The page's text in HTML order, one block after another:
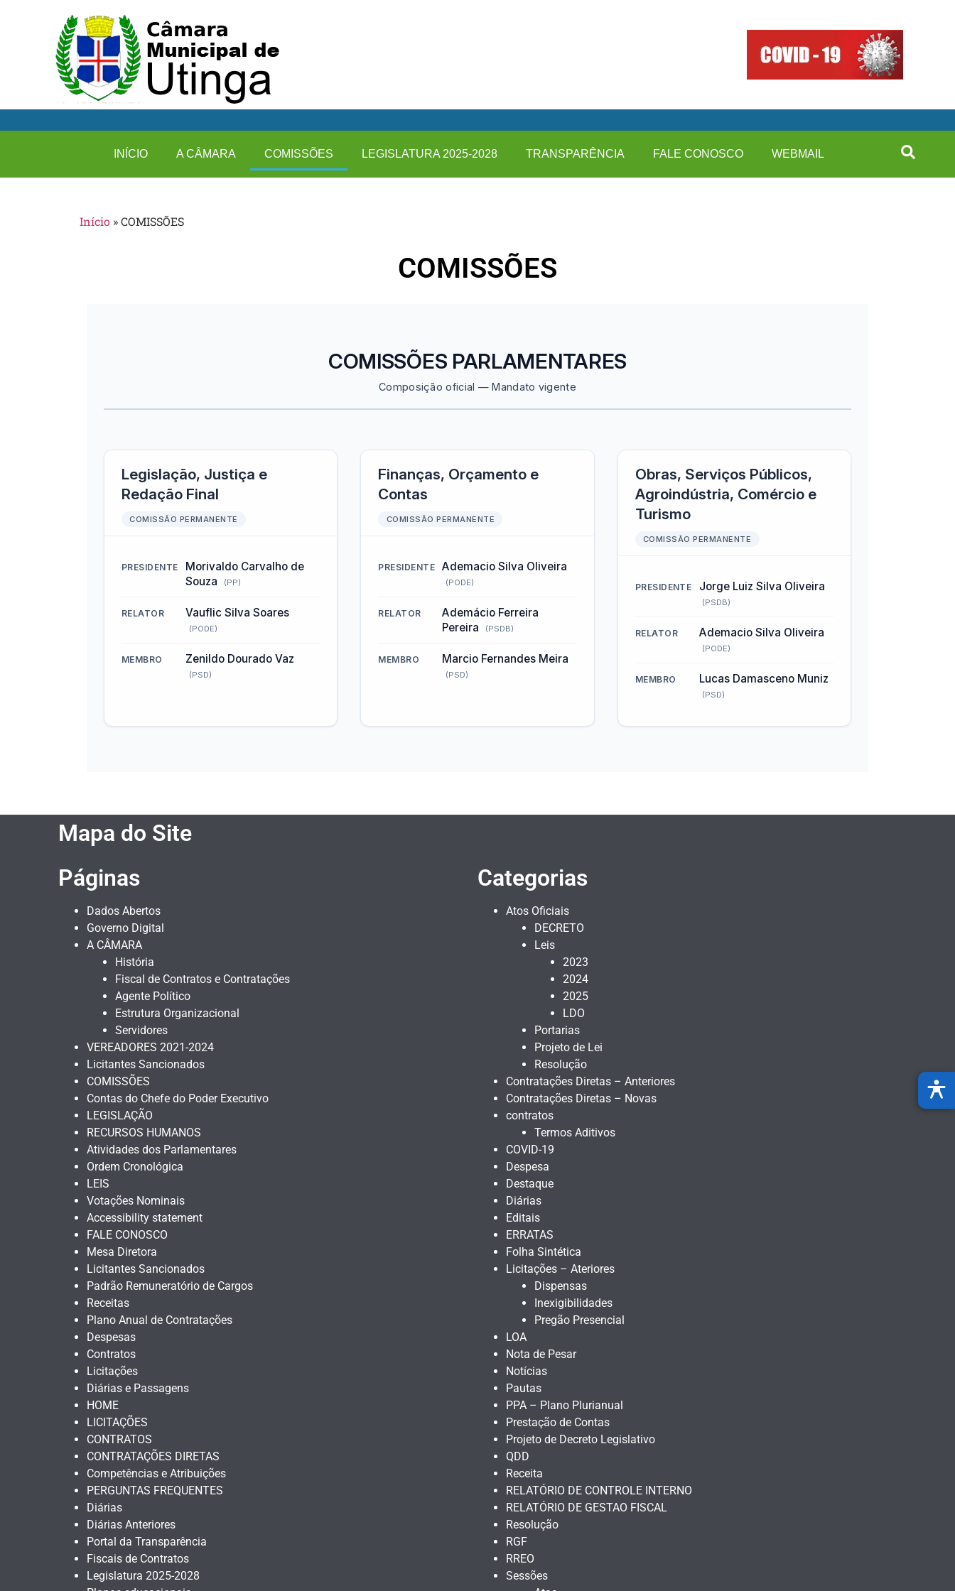
INÍCIO A CÂMARA COMISSÕES LEGISLATURA 2025-2028 TRANSPARÊNCIA FALE CONOSCO WEBMAIL
Início »COMISSÕES
COMISSÕES
COMISSÕES PARLAMENTARES
Composição oficial — Mandato vigente
Legislação, Justiça e
Redação Final
COMISSÃO PERMANENTE
PRESIDENTE
Morivaldo Carvalho de
Souza
(PP)
RELATOR Vauflic Silva Soares
(PODE)
MEMBRO Zenildo Dourado Vaz
(PSD)
Finanças, Orçamento e
Contas
COMISSÃO PERMANENTE
PRESIDENTE Ademacio Silva Oliveira
(PODE)
RELATOR
Ademácio Ferreira
Pereira
(PSDB)
MEMBRO Marcio Fernandes Meira
(PSD)
Obras, Serviços Públicos,
Agroindústria, Comércio e
Turismo
COMISSÃO PERMANENTE
PRESIDENTE Jorge Luiz Silva Oliveira
(PSDB)
RELATOR Ademacio Silva Oliveira
(PODE)
MEMBRO Lucas Damasceno Muniz
(PSD)
Mapa do Site
Páginas
Dados Abertos
Governo Digital
A CÂMARA
História
Fiscal de Contratos e Contratações
Agente Político
Estrutura Organizacional
Servidores
VEREADORES 2021-2024
Licitantes Sancionados
COMISSÕES
Contas do Chefe do Poder Executivo
LEGISLAÇÃO
RECURSOS HUMANOS
Atividades dos Parlamentares
Ordem Cronológica
LEIS
Votações Nominais
Accessibility statement
FALE CONOSCO
Mesa Diretora
Licitantes Sancionados
Padrão Remuneratório de Cargos
Receitas
Plano Anual de Contratações
Despesas
Contratos
Licitações
Diárias e Passagens
HOME
LICITAÇÕES
CONTRATOS
CONTRATAÇÕES DIRETAS
Competências e Atribuições
PERGUNTAS FREQUENTES
Diárias
Diárias Anteriores
Portal da Transparência
Fiscais de Contratos
Legislatura 2025-2028
Categorias
Atos Oficiais
DECRETO
Leis
2023
2024
2025
LDO
Portarias
Projeto de Lei
Resolução
Contratações Diretas – Anteriores
Contratações Diretas – Novas
contratos
Termos Aditivos
COVID-19
Despesa
Destaque
Diárias
Editais
ERRATAS
Folha Sintética
Licitações – Ateriores
Dispensas
Inexigibilidades
Pregão Presencial
LOA
Nota de Pesar
Notícias
Pautas
PPA – Plano Plurianual
Prestação de Contas
Projeto de Decreto Legislativo
QDD
Receita
RELATÓRIO DE CONTROLE INTERNO
RELATÓRIO DE GESTAO FISCAL
Resolução
RGF
RREO
Sessões